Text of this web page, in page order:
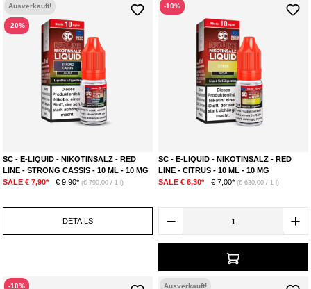
Ausverkauft!
-20%
SC - E-LIQUID - NIKOTINSALZ - RED
LINE - STRONG CASSIS - 10 ML - 10 MG
SALE € 7,90*
€ 9,90* (€ 790,00 / 1 l)
DETAILS
-10%
SC - E-LIQUID - NIKOTINSALZ - RED
LINE - CITRUS - 10 ML - 10 MG
SALE € 6,30*
€ 7,00* (€ 630,00 / 1 l)
-10% Ausverkauft!